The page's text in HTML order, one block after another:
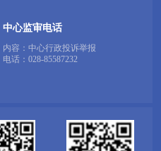
中心监审电话
内容：中心行政投诉举报
电话： 028-85587232